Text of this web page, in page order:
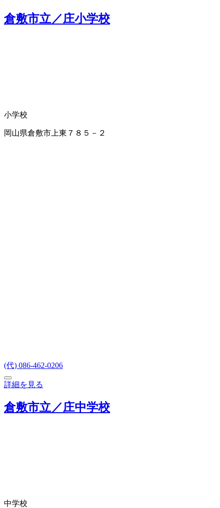
倉敷市立／庄小学校
小学校
岡山県倉敷市上東７８５－２
(代) 086-462-0206
詳細を見る
倉敷市立／庄中学校
中学校